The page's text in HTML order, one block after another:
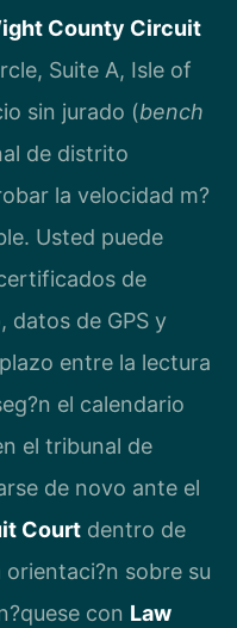
County Circuit
Suite A, Isle of
sin jurado (bench
de distrito
la velocidad m?
Usted puede
de
datos de GPS y
entre la lectura
el calendario
el tribunal de
de novo ante el
Court dentro de
orientaci?n sobre su
con Law